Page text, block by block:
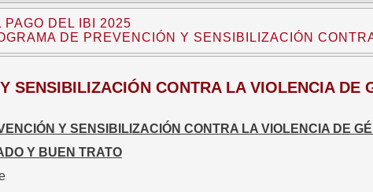
PAGO DEL IBI 2025
DE PREVENCIÓN Y SENSIBILIZACIÓN
SENSIBILIZACIÓN CONTRA LA VIOLENCIA DE
Y SENSIBILIZACIÓN CONTRA LA VIOLENCIA DE
Y BUEN TRATO